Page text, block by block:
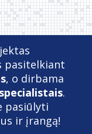
pasitelkiant
, o dirbama
specialistais.
pasiūlyti
ir įrangą!